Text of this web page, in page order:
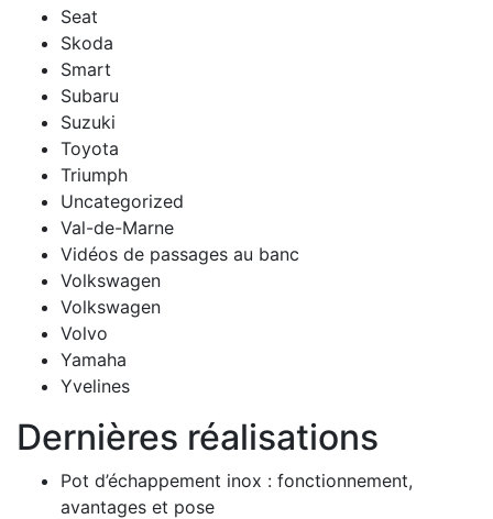
Seat
Skoda
Smart
Subaru
Suzuki
Toyota
Triumph
Uncategorized
Val-de-Marne
Vidéos de passages au banc
Volkswagen
Volkswagen
Volvo
Yamaha
Yvelines
Dernières réalisations
Pot d’échappement inox : fonctionnement,
avantages et pose